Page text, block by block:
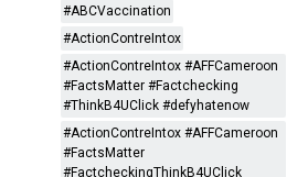
#ABCVaccination
#ActionContreIntox
#ActionContreIntox #AFFCameroon
#FactsMatter #Factchecking
#ThinkB4UClick #defyhatenow
#ActionContreIntox #AFFCameroon
#FactsMatter
#FactcheckingThinkB4UClick